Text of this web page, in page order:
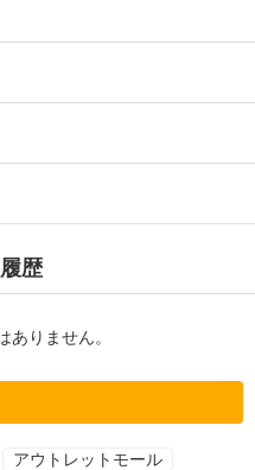
歴
りません。
アウトレットモール